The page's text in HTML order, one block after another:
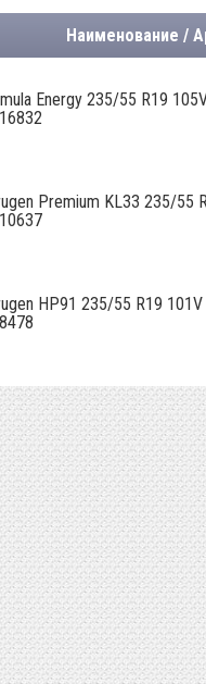
Наименование /
Energy 235/55 R19
Premium KL33 235/55
HP91 235/55 R19 101V